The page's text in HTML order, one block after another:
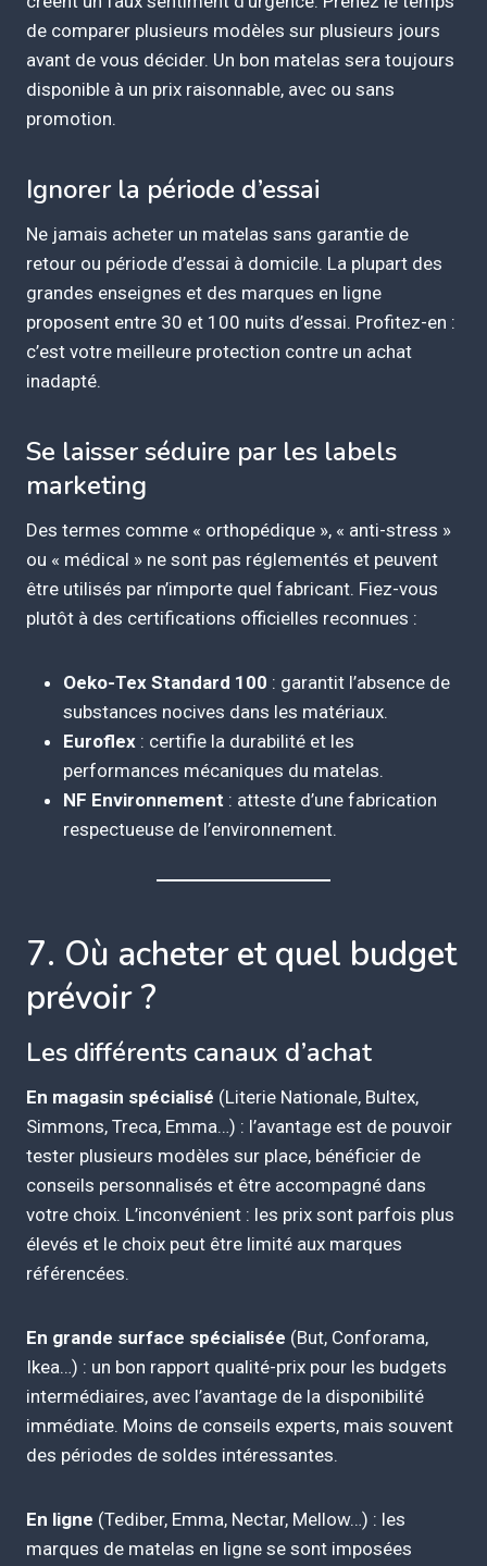
de comparer plusieurs modèles sur plusieurs jours
avant de vous décider. Un bon matelas sera toujours
disponible à un prix raisonnable, avec ou sans
promotion.
Ignorer la période d’essai
Ne jamais acheter un matelas sans garantie de
retour ou période d’essai à domicile. La plupart des
grandes enseignes et des marques en ligne
proposent entre 30 et 100 nuits d’essai. Profitez-en :
c’est votre meilleure protection contre un achat
inadapté.
Se laisser séduire par les labels
marketing
Des termes comme « orthopédique », « anti-stress »
ou « médical » ne sont pas réglementés et peuvent
être utilisés par n’importe quel fabricant. Fiez-vous
plutôt à des certifications officielles reconnues :
Oeko-Tex Standard 100 : garantit l’absence de
substances nocives dans les matériaux.
Euroflex : certifie la durabilité et les
performances mécaniques du matelas.
NF Environnement : atteste d’une fabrication
respectueuse de l’environnement.
7. Où acheter et quel budget
prévoir ?
Les différents canaux d’achat
En magasin spécialisé (Literie Nationale, Bultex,
Simmons, Treca, Emma…) : l’avantage est de pouvoir
tester plusieurs modèles sur place, bénéficier de
conseils personnalisés et être accompagné dans
votre choix. L’inconvénient : les prix sont parfois plus
élevés et le choix peut être limité aux marques
référencées.
En grande surface spécialisée (But, Conforama,
Ikea…) : un bon rapport qualité-prix pour les budgets
intermédiaires, avec l’avantage de la disponibilité
immédiate. Moins de conseils experts, mais souvent
des périodes de soldes intéressantes.
En ligne (Tediber, Emma, Nectar, Mellow…) : les
marques de matelas en ligne se sont imposées